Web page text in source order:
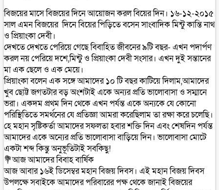
বিজয়ের মাসে বিজয়ের দিনে আয়োজন করল বিয়ের দিন। ১৬-১২-২০১৫
সাল এমন বিজয়ের দিনে বিয়ের পিড়িতে বসেন সাংবাদিক মিন্টু কান্তি নাথ
ও প্রিয়াংকা দেবী।
দেখতে দেখতে পেরিয়ে গেছে বিবাহিত জীবনের ৯টি বছর- এখন পদার্পণ
করল নয় পেরিয়ে দশে,মিন্টু ও প্রিয়াংকা দেবী সংসার। এখন দুই সন্তানের
মা এক ছেলে ও এক মেয়ে।
প্রিয়াংকা বলেন এক সঙ্গে আমাদের ১০ টি বছর কাটিয়ে দিলাম,আমাদের
খুব ছোট্ট জগতটার বড় অংশটাই একে অন্যর প্রতি ভালোবাসা ও সম্মানে
ভরা। একদম প্রথম দিন থেকে এখন পর্যন্ত একে অন্যকে যে কোনো
পরিস্থিতিতে সমর্থনের যে প্রতিজ্ঞা আমরা করেছিলাম তা রক্ষা করে চলেছি।
হে মহান সৃষ্টিকর্তা আমাদের সফলতা হবার শক্তি দিন এবং শেষদিন পর্যন্ত
আমাদের একে অন্যের প্রতি ভালোবাসা বাড়িয়ে দিন। ভালোবাসা মোটে
একটা শব্দ কিন্তু অনুভূতিটাই সবকিছু!
💐আজ আমাদের বিবাহ বার্ষিক
আজ আবার ১৬ই ডিসেম্বর মহান বিজয় দিবস। এই মহান বিজয় দিবস
উপলক্ষে সবাইকে আমাদের পরিবারের পক্ষ থেকে জানাই বিজয়ের